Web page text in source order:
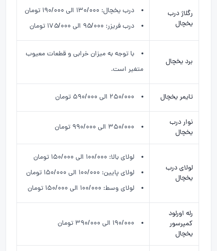
رگلاژ درب
یخچال
درب یخچال: ۱۳۰/۰۰۰ الی ۱۹۰/۰۰۰ تومان
درب فریزر: ۹۵/۰۰۰ الی ۱۷۵/۰۰۰ تومان
برد یخچال
با توجه به میزان خرابی و قطعات معیوب
متغیر است.
تایمر یخچال ۲۵۰/۰۰۰ الی ۵۹۰/۰۰۰ تومان
نوار درب
یخچال
۳۵۰/۰۰۰ الی ۹۹۰/۰۰۰ تومان
لولای درب
یخچال
لولای بالا: ۱۰۰/۰۰۰ الی ۱۵۰/۰۰۰ تومان
لولای پایین: ۱۰۰/۰۰۰ الی ۱۵۰/۰۰۰ تومان
لولای وسط: ۱۰۰/۰۰۰ الی ۱۵۰/۰۰۰ تومان
رله اورلود
کمپرسور
یخچال
۱۹۰/۰۰۰ الی ۳۹۰/۰۰۰ تومان